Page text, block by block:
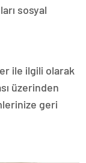
sosyal
ile ilgili olarak
üzerinden
geri